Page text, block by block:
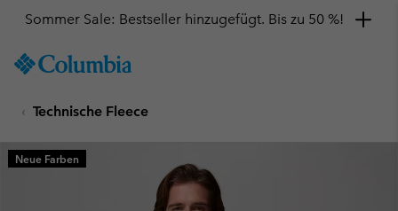
TO
SKIP
MAIN
NAV
Sommer Sale: Bestseller hinzugefügt. Bis zu 50 %!
Technische Fleece
Neue Farben